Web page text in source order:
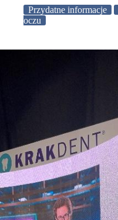
Przydatne informacje
oczu